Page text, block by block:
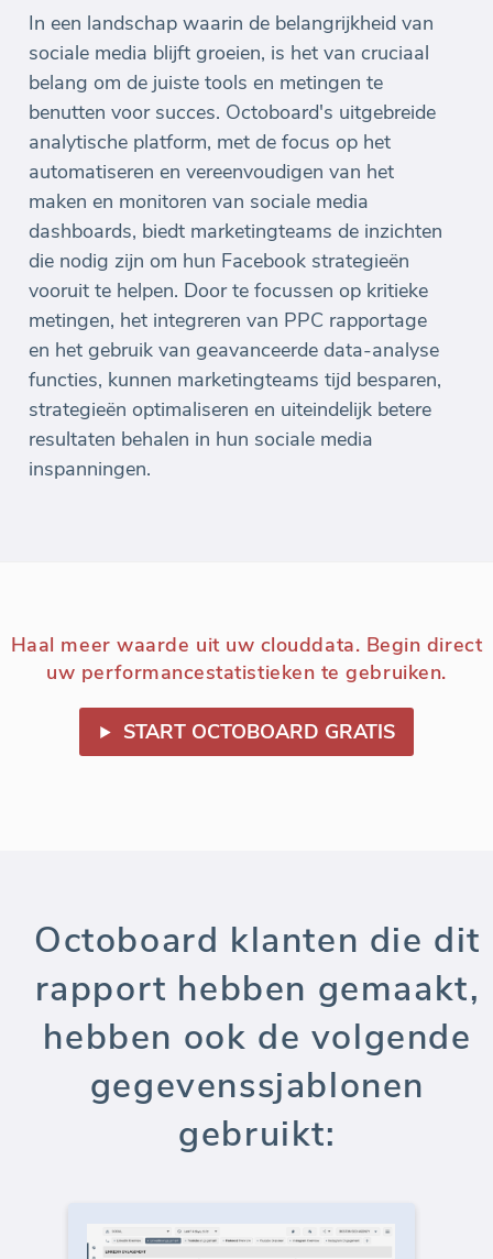
In een landschap waarin de belangrijkheid van
sociale media blijft groeien, is het van cruciaal
belang om de juiste tools en metingen te
benutten voor succes. Octoboard's uitgebreide
analytische platform, met de focus op het
automatiseren en vereenvoudigen van het
maken en monitoren van sociale media
dashboards, biedt marketingteams de inzichten
die nodig zijn om hun Facebook strategieën
vooruit te helpen. Door te focussen op kritieke
metingen, het integreren van PPC rapportage
en het gebruik van geavanceerde data-analyse
functies, kunnen marketingteams tijd besparen,
strategieën optimaliseren en uiteindelijk betere
resultaten behalen in hun sociale media
inspanningen.
Haal meer waarde uit uw clouddata. Begin direct
uw performancestatistieken te gebruiken.
START OCTOBOARD GRATIS
Octoboard klanten die dit
rapport hebben gemaakt,
hebben ook de volgende
gegevenssjablonen
gebruikt: